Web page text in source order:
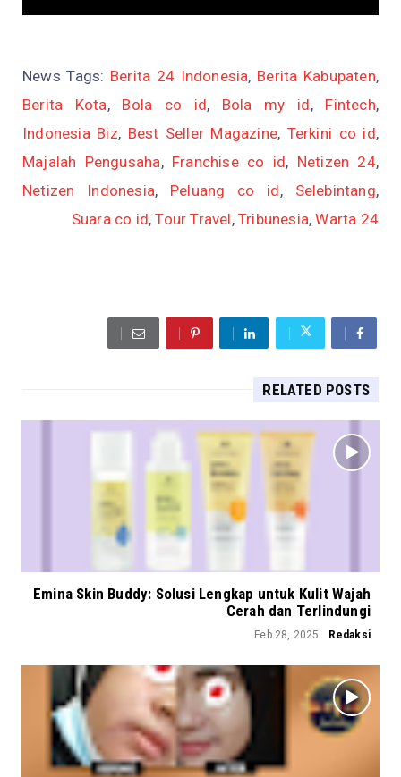
News Tags: Berita 24 Indonesia, Berita Kabupaten,
Berita Kota, Bola co id, Bola my id, Fintech,
Indonesia Biz, Best Seller Magazine, Terkini co id,
Majalah Pengusaha, Franchise co id, Netizen 24,
Netizen Indonesia, Peluang co id, Selebintang,
Suara co id,Tour Travel, Tribunesia,Warta 24
RELATED POSTS
Emina Skin Buddy: Solusi Lengkap untuk Kulit Wajah
Cerah dan Terlindungi
Redaksi
Feb 28, 2025